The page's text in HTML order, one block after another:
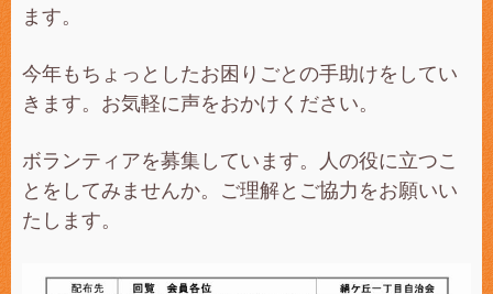
ます。
今年もちょっとしたお困りごとの手助けをしてい
きます。お気軽に声をおかけください。
ボランティアを募集しています。人の役に立つこ
とをしてみませんか。ご理解とご協力をお願いい
たします。